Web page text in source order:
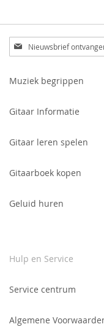
Schrijf
je
voor
Muziek begrippen
Gitaar Informatie
Gitaar leren spelen
Gitaarboek kopen
Geluid huren
Hulp en Service
Service centrum
Algemene